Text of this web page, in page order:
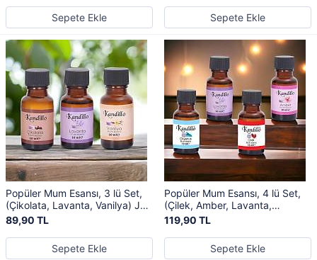
Sepete Ekle Sepete Ekle
Popüler Mum Esansı, 3 lü Set,
(Çikolata, Lavanta, Vanilya) Jel
Mum Kokusu, Buhurdanlık
89,90 TL
Sepete Ekle
Popüler Mum Esansı, 4 lü Set,
(Çilek, Amber, Lavanta,
Okyanus) Jel Mum Kokusu,
Buhurdanlık
119,90 TL
Sepete Ekle